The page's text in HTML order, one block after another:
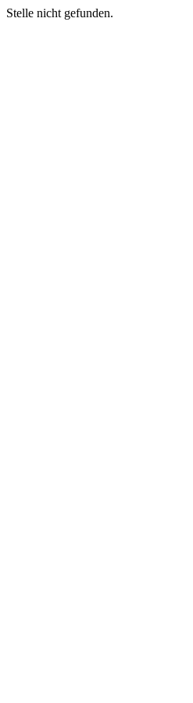
Stelle nicht gefunden.